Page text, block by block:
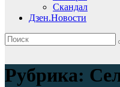
Скандал
Дзен.Новости
Рубрика: